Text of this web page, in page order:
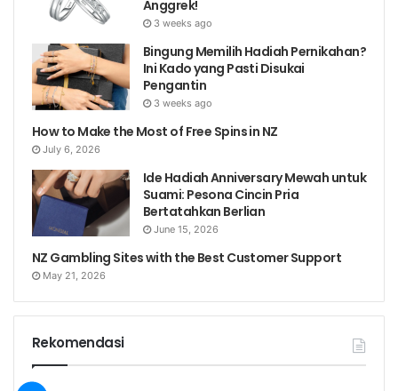
Anggrek!
3 weeks ago
Bingung Memilih Hadiah Pernikahan?
Ini Kado yang Pasti Disukai
Pengantin
3 weeks ago
How to Make the Most of Free Spins in NZ
July 6, 2026
Ide Hadiah Anniversary Mewah untuk
Suami: Pesona Cincin Pria
Bertatahkan Berlian
June 15, 2026
NZ Gambling Sites with the Best Customer Support
May 21, 2026
Rekomendasi